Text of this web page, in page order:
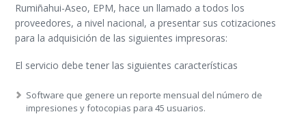
Rumiñahui-Aseo, EPM, hace un llamado a todos los
proveedores, a nivel nacional, a presentar sus cotizaciones
para la adquisición de las siguientes impresoras:
El servicio debe tener las siguientes características
Software que genere un reporte mensual del número de
impresiones y fotocopias para 45 usuarios.